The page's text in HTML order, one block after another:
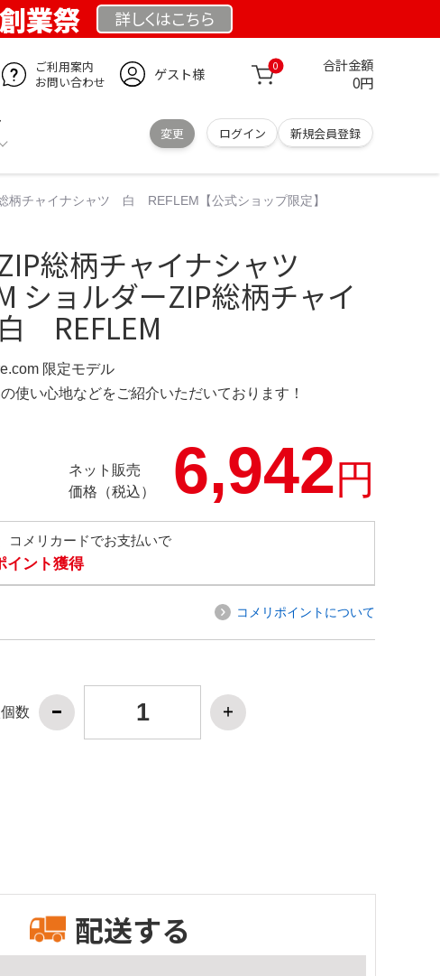
業祭 詳しくはこちら
ご利用案内
お問い合わせ
ゲスト様 0 合計金額
0円
変更 ログイン 新規会員登録
チャイナシャツ 白 REFLEM【公式ショップ限定】
総柄チャイナシャツ
ショルダーZIP総柄チャイ
REFLEM
限定モデル
使い心地などをご紹介いただいております！
ネット販売
価格（税込）
6,942円
コメリカードでお支払いで
イント獲得
コメリポイントについて
数
配送する